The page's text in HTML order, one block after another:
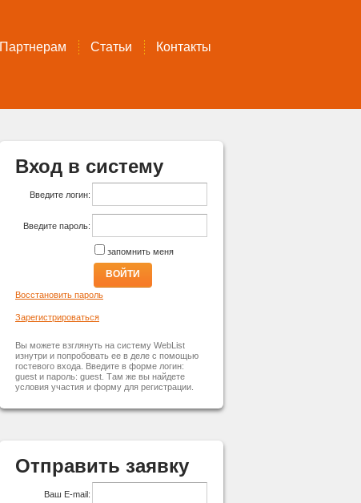
Партнерам Статьи Контакты
Вход в систему
Введите логин:
Введите пароль:
запомнить меня
ВОЙТИ
Восстановить пароль
Зарегистрироваться
Вы можете взглянуть на систему WebList
изнутри и попробовать ее в деле с помощью
гостевого входа. Введите в форме логин:
guest и пароль: guest. Там же вы найдете
условия участия и форму для регистрации.
Отправить заявку
Ваш E-mail: